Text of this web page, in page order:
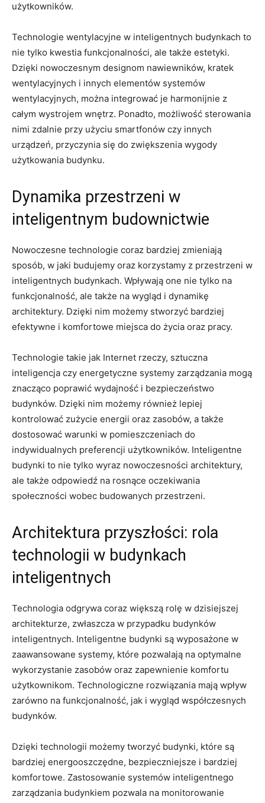
użytkowników.
Technologie wentylacyjne ​w ⁤inteligentnych ‍budynkach to
nie tylko⁣ kwestia funkcjonalności, ale także estetyki.
Dzięki nowoczesnym​ designom nawiewników,‌ kratek
wentylacyjnych ⁤i innych ‌elementów systemów
wentylacyjnych, ⁣można ‍integrować‍ je harmonijnie z‍
całym wystrojem ‍wnętrz. ‌Ponadto, ​możliwość sterowania
nimi zdalnie przy​ użyciu smartfonów⁤ czy⁢ innych
urządzeń, przyczynia się do ⁢zwiększenia⁣ wygody
użytkowania⁢ budynku.
Dynamika przestrzeni ‌w
inteligentnym budownictwie
Nowoczesne ⁢technologie ‍coraz bardziej ⁣zmieniają‌
sposób, w‍ jaki budujemy oraz‌ korzystamy z przestrzeni w
inteligentnych budynkach. Wpływają one‍ nie tylko na ​
funkcjonalność,⁤ ale także ​na wygląd i dynamikę
architektury. Dzięki nim ​możemy stworzyć⁣ bardziej
efektywne i komfortowe miejsca do życia oraz pracy.
Technologie takie jak Internet rzeczy, sztuczna
inteligencja czy energetyczne⁣ systemy zarządzania mogą⁢
znacząco poprawić ⁢wydajność i bezpieczeństwo
budynków. Dzięki nim⁤ możemy również lepiej
‌kontrolować​ zużycie energii‍ oraz zasobów, a także
dostosować warunki w pomieszczeniach‌ do
indywidualnych preferencji⁢ użytkowników. Inteligentne⁣
budynki to‌ nie tylko wyraz nowoczesności architektury,
ale także odpowiedź na rosnące ‌oczekiwania
⁤społeczności wobec budowanych przestrzeni.
Architektura ⁣przyszłości: rola
technologii w‍ budynkach
inteligentnych
Technologia odgrywa coraz większą ‍rolę w⁣ dzisiejszej
‍architekturze, ‌zwłaszcza⁤ w przypadku‍ budynków
⁤inteligentnych. Inteligentne budynki są wyposażone w
⁢zaawansowane systemy, które pozwalają⁢ na optymalne
wykorzystanie zasobów oraz​ zapewnienie komfortu
użytkownikom. Technologiczne ​rozwiązania mają ‍wpływ
zarówno na⁣ funkcjonalność, jak i wygląd‌ współczesnych
budynków.
Dzięki‍ technologii możemy ⁤tworzyć⁤ budynki, ⁣które ⁣są
bardziej energooszczędne, bezpieczniejsze i ‍bardziej
komfortowe. Zastosowanie⁣ systemów inteligentnego
zarządzania budynkiem⁤ pozwala na monitorowanie